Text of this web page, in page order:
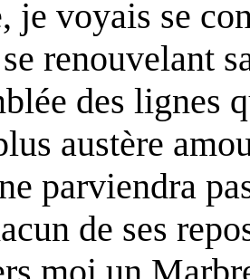
voyais se
renouvelant
des lignes
austère
parviendra
de ses